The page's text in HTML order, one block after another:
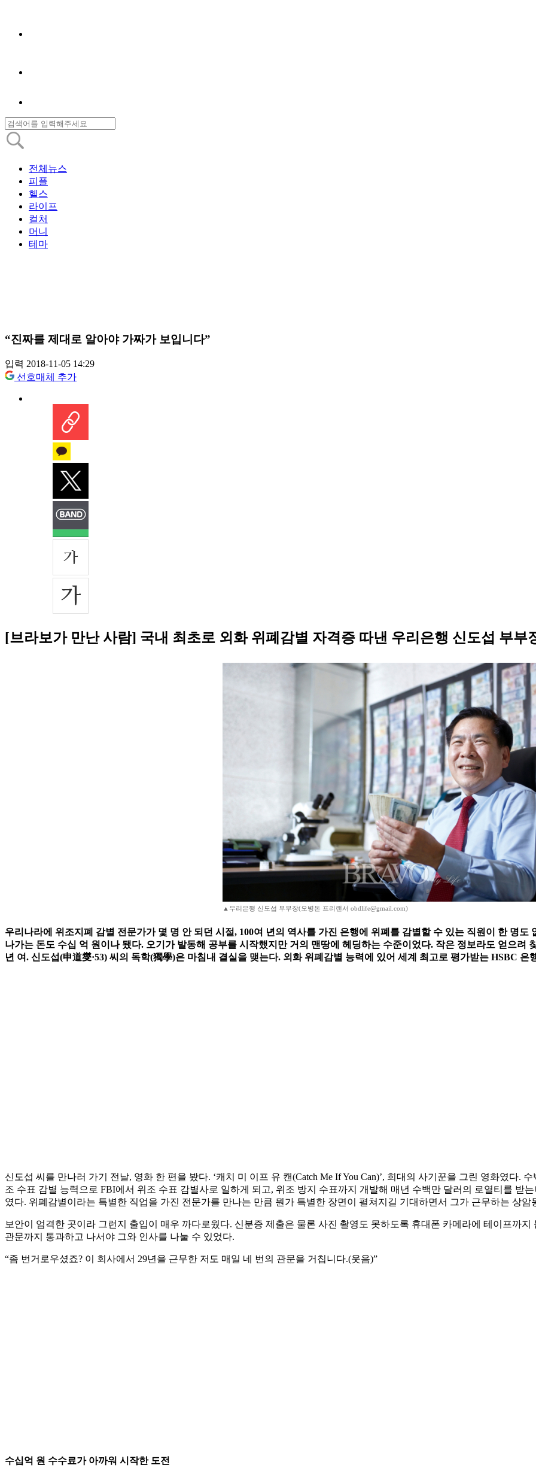
전체뉴스
피플
헬스
라이프
컬처
머니
테마
“진짜를 제대로 알아야 가짜가 보입니다”
입력 2018-11-05 14:29
선호매체 추가
[브라보가 만난 사람] 국내 최초로 외화 위폐감별 자격증 따낸 우리은행 신도섭 부부
▲우리은행 신도섭 부부장(오병돈 프리랜서 obdlife@gmail.com)
우리나라에 위조지폐 감별 전문가가 몇 명 안 되던 시절, 100여 년의 역사를 가진 은행에 위폐를 감별할 수 있는 직원이 한 명
나가는 돈도 수십 억 원이나 됐다. 오기가 발동해 공부를 시작했지만 거의 맨땅에 헤딩하는 수준이었다. 작은 정보라도 얻으려
년 여. 신도섭(申道燮·53) 씨의 독학(獨學)은 마침내 결실을 맺는다. 외화 위폐감별 능력에 있어 세계 최고로 평가받는 HSBC
신도섭 씨를 만나러 가기 전날, 영화 한 편을 봤다. ‘캐치 미 이프 유 캔(Catch Me If You Can)’, 희대의 사기꾼을 그린 영화였다.
조 수표 감별 능력으로 FBI에서 위조 수표 감별사로 일하게 되고, 위조 방지 수표까지 개발해 매년 수백만 달러의 로열티를 받
였다. 위폐감별이라는 특별한 직업을 가진 전문가를 만나는 만큼 뭔가 특별한 장면이 펼쳐지길 기대하면서 그가 근무하는 상암
보안이 엄격한 곳이라 그런지 출입이 매우 까다로웠다. 신분증 제출은 물론 사진 촬영도 못하도록 휴대폰 카메라에 테이프까
관문까지 통과하고 나서야 그와 인사를 나눌 수 있었다.
“좀 번거로우셨죠? 이 회사에서 29년을 근무한 저도 매일 네 번의 관문을 거칩니다.(웃음)”
수십억 원 수수료가 아까워 시작한 도전